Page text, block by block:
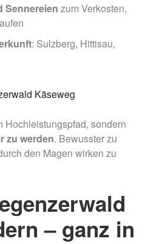
Sennereien zum Verkosten,
: Sulzberg, Hittisau,
Käseweg
Hochleistungspfad, sondern
zu werden. Bewusster zu
den Magen wirken zu
– ganz in